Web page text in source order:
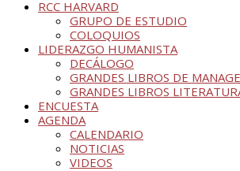
RCC HARVARD
GRUPO DE ESTUDIO
COLOQUIOS
LIDERAZGO HUMANISTA
DECÁLOGO
GRANDES LIBROS DE
GRANDES LIBROS
ENCUESTA
AGENDA
CALENDARIO
NOTICIAS
VIDEOS